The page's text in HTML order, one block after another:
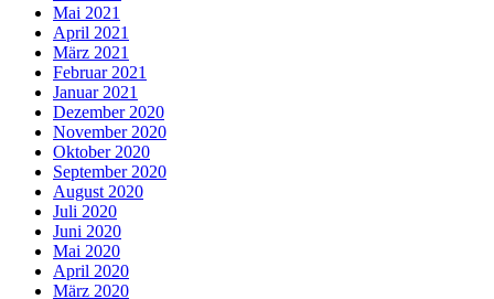
Mai 2021
April 2021
März 2021
Februar 2021
Januar 2021
Dezember 2020
November 2020
Oktober 2020
September 2020
August 2020
Juli 2020
Juni 2020
Mai 2020
April 2020
März 2020